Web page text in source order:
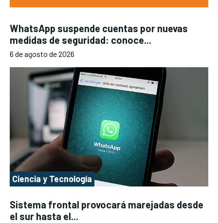
WhatsApp suspende cuentas por nuevas
medidas de seguridad: conoce...
6 de agosto de 2026
Ciencia y Tecnología
Sistema frontal provocará marejadas desde
el sur hasta el...